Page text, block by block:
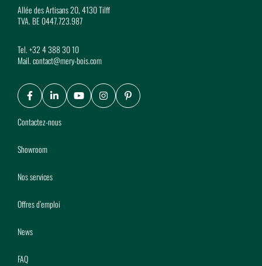
Allée des Artisans 20, 4130 Tilff
TVA. BE 0447.723.987
Tel.+32 4 388 30 10
Mail.contact@mery-bois.com
Facebook
LinkedIn
YoutubeInstagram
Pinterest
Contactez-nous
Showroom
Nos services
Offres d’emploi
News
FAQ